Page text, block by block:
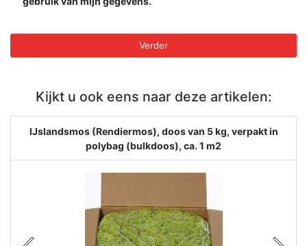
Kijkt u ook eens naar deze artikelen:
IJslandsmos (Rendiermos), doos van 5 kg, verpakt in
polybag (bulkdoos), ca. 1 m2